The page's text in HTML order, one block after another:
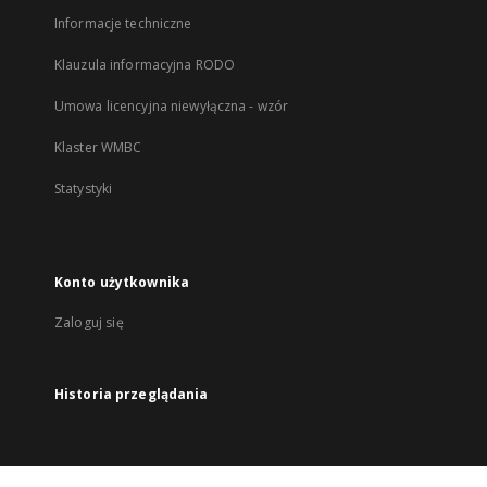
Informacje techniczne
Klauzula informacyjna RODO
Umowa licencyjna niewyłączna - wzór
Klaster WMBC
Statystyki
Konto użytkownika
Zaloguj się
Historia przeglądania